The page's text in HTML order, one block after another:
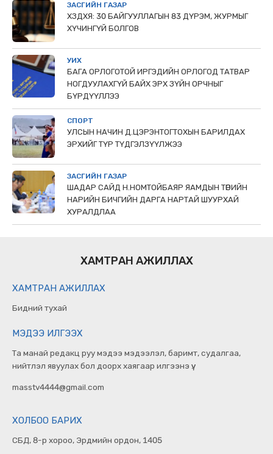
ЗАСГИЙН ГАЗАР
ХЗДХЯ: 30 БАЙГУУЛЛАГЫН 83 ДҮРЭМ, ЖУРМЫГ
ХҮЧИНГҮЙ БОЛГОВ
УИХ
БАГА ОРЛОГОТОЙ ИРГЭДИЙН ОРЛОГОД ТАТВАР
НОГДУУЛАХГҮЙ БАЙХ ЭРХ ЗҮЙН ОРЧНЫГ
БҮРДҮҮЛЛЭЭ
СПОРТ
УЛСЫН НАЧИН Д.ЦЭРЭНТОГТОХЫН БАРИЛДАХ
ЭРХИЙГ ТҮР ТҮДГЭЛЗҮҮЛЖЭЭ
ЗАСГИЙН ГАЗАР
ШАДАР САЙД Н.НОМТОЙБАЯР ЯАМДЫН ТӨРИЙН
НАРИЙН БИЧГИЙН ДАРГА НАРТАЙ ШУУРХАЙ
ХУРАЛДЛАА
ХАМТРАН АЖИЛЛАХ
ХАМТРАН АЖИЛЛАХ
Бидний тухай
МЭДЭЭ ИЛГЭЭХ
Та манай редакц руу мэдээ мэдээлэл, баримт, судалгаа,
нийтлэл явуулах бол доорх хаягаар илгээнэ үү.
masstv4444@gmail.com
ХОЛБОО БАРИХ
СБД, 8-р хороо, Эрдмийн ордон, 1405